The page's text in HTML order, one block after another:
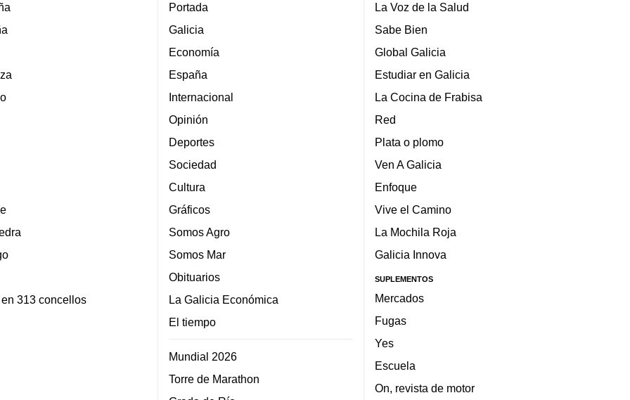
313 concellos
Portada
Galicia
Economía
España
Internacional
Opinión
Deportes
Sociedad
Cultura
Gráficos
Somos Agro
Somos Mar
Obituarios
La Galicia Económica
El tiempo
Mundial 2026
Torre de Marathon
La Voz de la Salud
Sabe Bien
Global Galicia
Estudiar en Galicia
La Cocina de Frabisa
Red
Plata o plomo
Ven A Galicia
Enfoque
Vive el Camino
La Mochila Roja
Galicia Innova
SUPLEMENTOS
Mercados
Fugas
Yes
Escuela
On, revista de motor